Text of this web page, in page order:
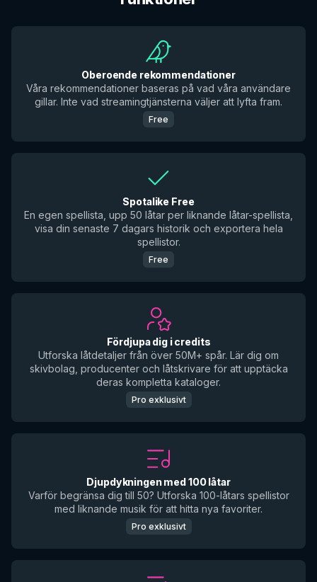
Oberoende rekommendationer
Våra rekommendationer baseras på vad våra användare
gillar. Inte vad streamingtjänsterna väljer att lyfta fram.
Free
Spotalike Free
En egen spellista, upp 50 låtar per liknande låtar-spellista,
visa din senaste 7 dagars historik och exportera hela
spellistor.
Free
Fördjupa dig i credits
Utforska låtdetaljer från över 50M+ spår. Lär dig om
skivbolag, producenter och låtskrivare för att upptäcka
deras kompletta kataloger.
Pro exklusivt
Djupdykningen med 100 låtar
Varför begränsa dig till 50? Utforska 100-låtars spellistor
med liknande musik för att hitta nya favoriter.
Pro exklusivt